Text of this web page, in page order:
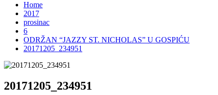
Home
2017
prosinac
6
ODRŽAN “JAZZY ST. NICHOLAS” U GOSPIĆU
20171205_234951
20171205_234951